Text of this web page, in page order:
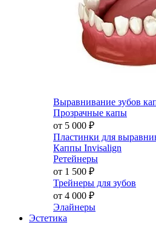
Выравнивание зубов
Прозрачные капы
от 5 000 ₽
Пластинки для
Каппы Invisalign
Ретейнеры
от 1 500 ₽
Трейнеры для зубов
от 4 000 ₽
Элайнеры
Эстетика